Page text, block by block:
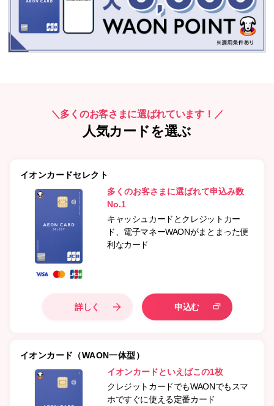
＼多くのお客さまに選ばれています！／
人気カードを選ぶ
イオンカードセレクト
多くのお客さまに選ばれて申込み数
No.1
キャッシュカードとクレジットカー
ド、電子マネーWAONがまとまった便
利なカード
詳しく 申込む
イオンカード（WAON一体型）
イオンカードといえばこの1枚
クレジットカードでもWAONでもスマ
ホですぐに使える定番カード